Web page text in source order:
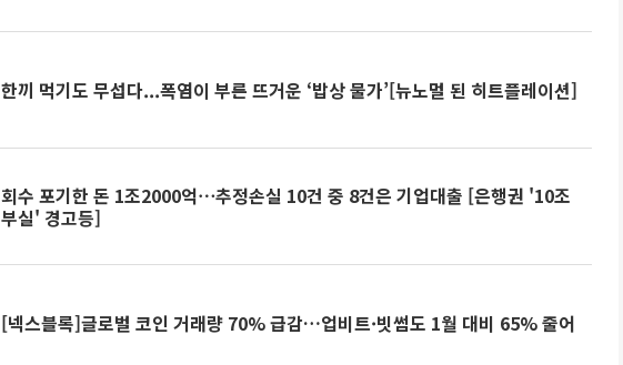
한끼 먹기도 무섭다...폭염이 부른 뜨거운 ‘밥상 물가’[뉴노멀 된 히트플레이션]
회수 포기한 돈 1조2000억⋯추정손실 10건 중 8건은 기업대출 [은행권 '10조
부실' 경고등]
[넥스블록]글로벌 코인 거래량 70% 급감…업비트·빗썸도 1월 대비 65% 줄어